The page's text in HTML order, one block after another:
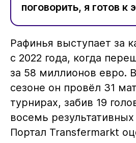
поговорить, я готов к
Рафинья выступает за
с 2022 года, когда
за 58 миллионов евро.
сезоне он провёл 31
турнирах, забив 19
восемь
Портал Transfermarkt